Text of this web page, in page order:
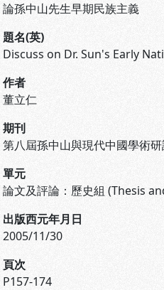
論孫中山先生早期民族主義
題名(英)
Discuss on Dr. Sun's Early
作者
董立仁
期刊
第八屆孫中山與現代中國學術
單元
論文及評論：歷史組 (Thesis
出版西元年月日
2005/11/30
頁次
P157-174